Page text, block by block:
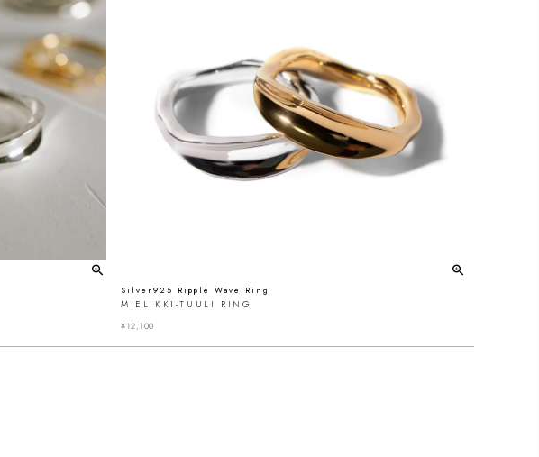
Silver925 Ripple Wave Ring
MIELIKKI-TUULI RING
¥12,100